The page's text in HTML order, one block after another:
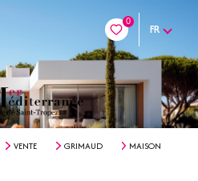
0
FR
VENTE GRIMAUD MAISON